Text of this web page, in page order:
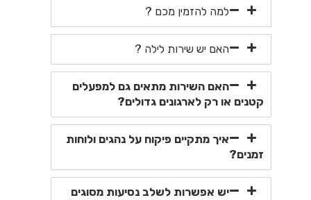
למה להזמין מכם ?
האם יש שירות לילה ?
האם השירות מתאים גם למפעלים
קטנים או רק לארגונים גדולים?
איך מתקיים פיקוח על נהגים ולוחות
זמנים?
יש אפשרות לשלב נסיעות מסוגים